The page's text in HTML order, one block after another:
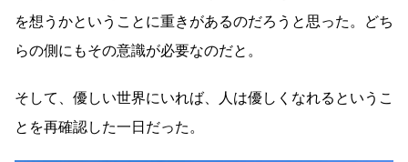
を想うかということに重きがあるのだろうと思った。どち
らの側にもその意識が必要なのだと。
そして、優しい世界にいれば、人は優しくなれるというこ
とを再確認した一日だった。